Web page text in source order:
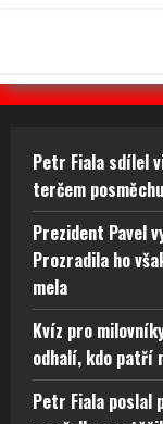
Petr Fiala sdílel
terčem
Prezident Pavel
Prozradila ho
mela
Kvíz pro
odhalí, kdo patří
Petr Fiala poslal